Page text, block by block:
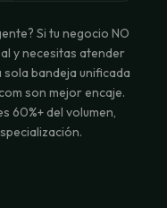
Si tu negocio NO
y necesitas atender
sola bandeja unificada
son mejor encaje.
60%+ del volumen,